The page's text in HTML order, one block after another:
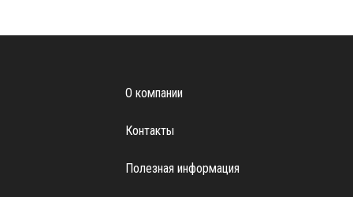
О компании
Контакты
Полезная информация